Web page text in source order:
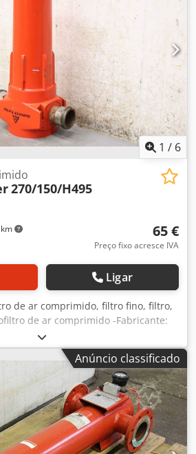
1 / 6
270/150/H495
65 €
Preço fixo acresce IVA
Ligar
de ar comprimido, filtro fino, filtro,
de ar comprimido -Fabricante:
de ar comprimido -Tipo:
exacta do tipo -
Av Upspfx An Ioa -
mm -Peso: 7 kg
Anúncio classificado